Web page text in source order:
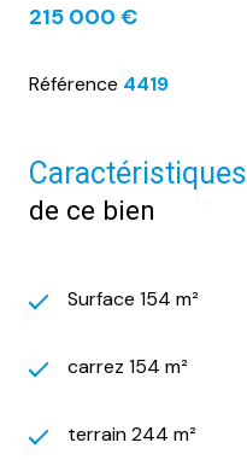
215 000 €
Référence 4419
Caractéristiques
de ce bien
Surface 154 m²
carrez 154 m²
terrain 244 m²